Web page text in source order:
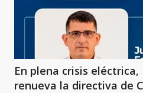
En plena crisis eléctrica,
renueva la directiva de